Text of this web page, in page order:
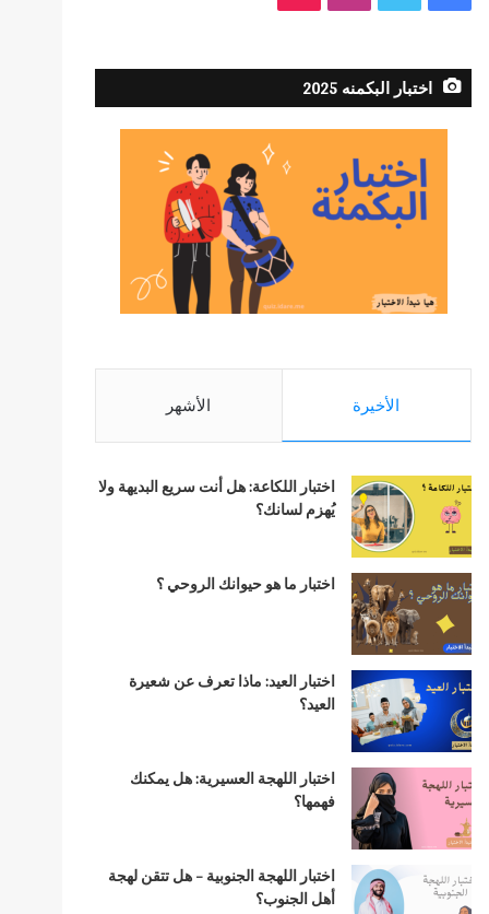
اختبار البكمنه 2025
الأخيرة الأشهر
اختبار اللكاعة: هل أنت سريع البديهة ولا
يُهزم لسانك؟
اختبار ما هو حيوانك الروحي ؟
اختبار العيد: ماذا تعرف عن شعيرة
العيد؟
اختبار اللهجة العسيرية: هل يمكنك
فهمها؟
اختبار اللهجة الجنوبية – هل تتقن لهجة
أهل الجنوب؟